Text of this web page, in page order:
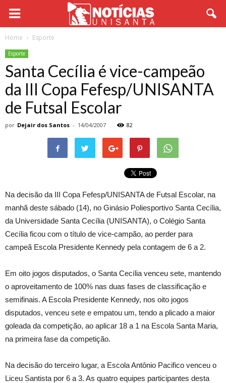
Home Esporte
Esporte
Santa Cecília é vice-campeão
da III Copa Fefesp/UNISANTA
de Futsal Escolar
por Dejair dos Santos - 14/04/2007 82
Na decisão da III Copa Fefesp/UNISANTA de Futsal Escolar, na
manhã deste sábado (14), no Ginásio Poliesportivo Santa Cecília,
da Universidade Santa Cecília (UNISANTA), o Colégio Santa
Cecília ficou com o título de vice-campão, ao perder para
campeã Escola Presidente Kennedy pela contagem de 6 a 2.
Em oito jogos disputados, o Santa Cecília venceu sete, mantendo
o aproveitamento de 100% nas duas fases de classificação e
semifinais. A Escola Presidente Kennedy, nos oito jogos
disputados, venceu sete e empatou um, tendo a plicado a maior
goleada da competição, ao aplicar 18 a 1 na Escola Santa Maria,
na primeira fase da competição.
Na decisão do terceiro lugar, a Escola Antônio Pacifico venceu o
Liceu Santista por 6 a 3. As quatro equipes participantes desta